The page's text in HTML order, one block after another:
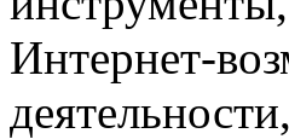
Интернет-